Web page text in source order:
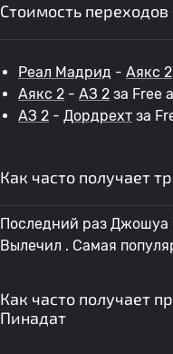
Стоимость переходов
Реал Мадрид - Аякс 2
Аякс 2 - АЗ 2 за Free
АЗ 2 - Дордрехт за
Как часто получает
Последний раз Джошуа
Вылечил . Самая
Как часто получает
Пинадат